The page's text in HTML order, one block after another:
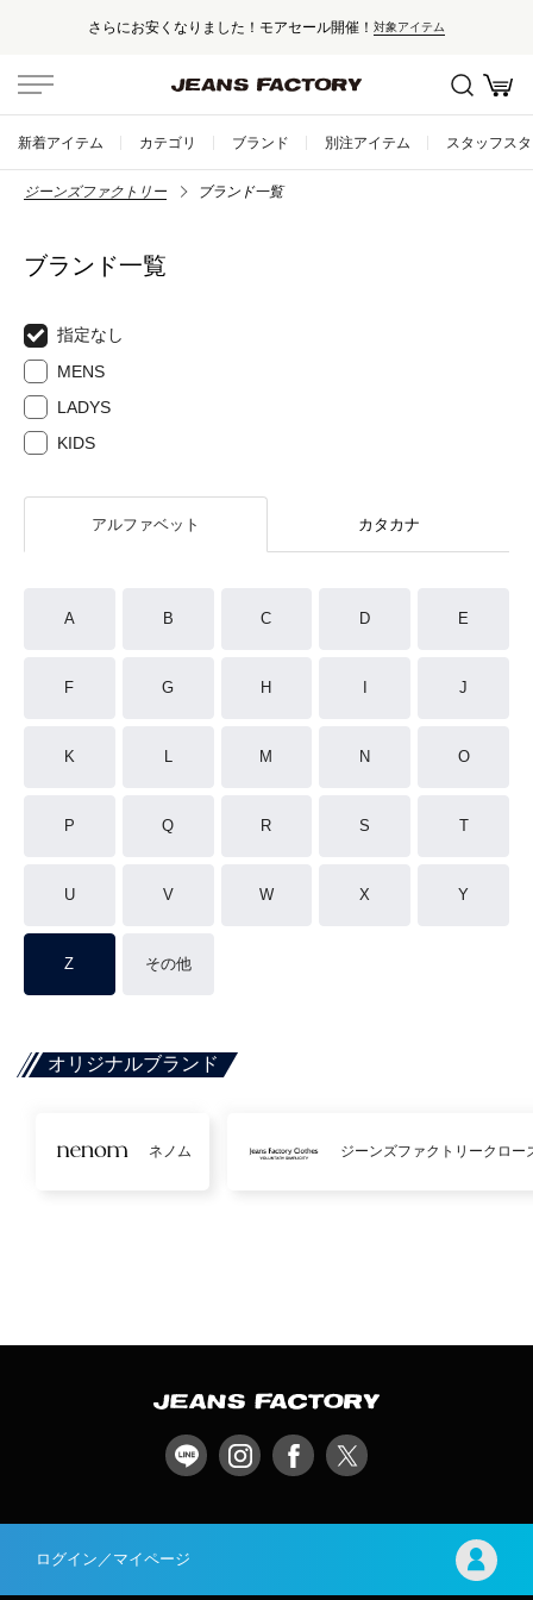
さらにお安くなりました！モアセール開催！ 対象アイテム
新着アイテム カテゴリ ブランド 別注アイテム スタッフス
ジーンズファクトリー ブランド一覧
ブランド一覧
指定なし
MENS
LADYS
KIDS
アルファベット カタカナ
A B C D E
F G H J
K L M N O
P Q R S T
U V W X Y
Z その他
オリジナルブランド
ネノム ジーンズファクトリークロー
ログイン／マイページ